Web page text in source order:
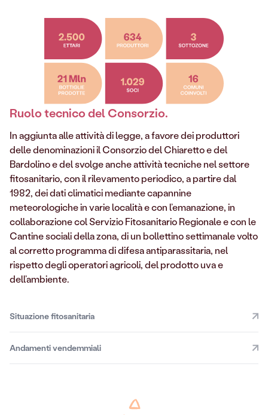
Ruolo tecnico del Consorzio.
In aggiunta alle attività di legge, a favore dei produttori
delle denominazioni il Consorzio del Chiaretto e del
Bardolino e del svolge anche attività tecniche nel settore
fitosanitario, con il rilevamento periodico, a partire dal
1982, dei dati climatici mediante capannine
meteorologiche in varie località e con l’emanazione, in
collaborazione col Servizio Fitosanitario Regionale e con le
Cantine sociali della zona, di un bollettino settimanale volto
al corretto programma di difesa antiparassitaria, nel
rispetto degli operatori agricoli, del prodotto uva e
dell’ambiente.
Situazione fitosanitaria
Andamenti vendemmiali